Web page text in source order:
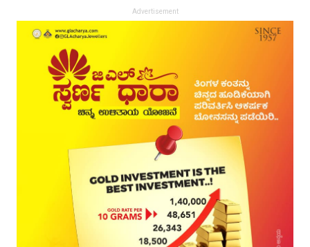
Advertisement